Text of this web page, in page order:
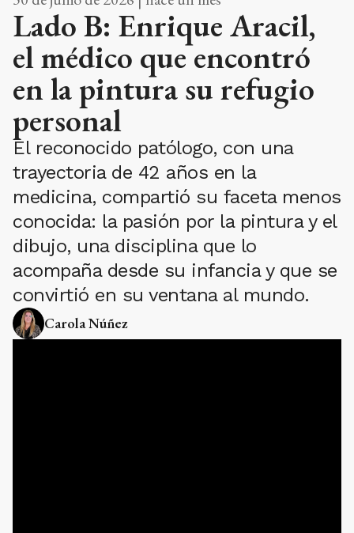
Lado B: Enrique Aracil,
el médico que encontró
en la pintura su refugio
personal
El reconocido patólogo, con una
trayectoria de 42 años en la
medicina, compartió su faceta menos
conocida: la pasión por la pintura y el
dibujo, una disciplina que lo
acompaña desde su infancia y que se
convirtió en su ventana al mundo.
Carola Núñez